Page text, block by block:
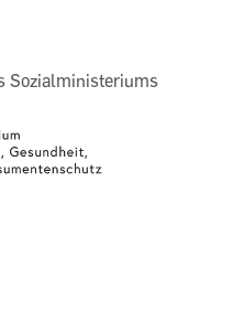
Sozialministeriums